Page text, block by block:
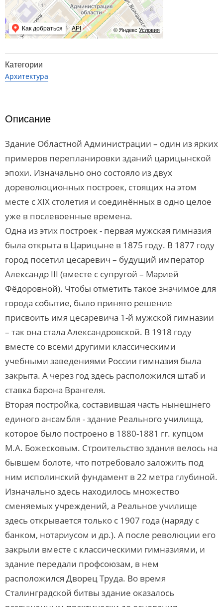
© Яндекс Условия
Как добраться API
Категории
Архитектура
Описание
Здание Областной Администрации – один из ярких
примеров перепланировки зданий царицынской
эпохи. Изначально оно состояло из двух
дореволюционных построек, стоящих на этом
месте с XIX столетия и соединённых в одно целое
уже в послевоенные времена.
Одна из этих построек - первая мужская гимназия
была открыта в Царицыне в 1875 году. В 1877 году
город посетил цесаревич – будущий император
Александр III (вместе с супругой – Марией
Фёдоровной). Чтобы отметить такое значимое для
города событие, было принято решение
присвоить имя цесаревича 1-й мужской гимназии
– так она стала Александровской. В 1918 году
вместе со всеми другими классическими
учебными заведениями России гимназия была
закрыта. А через год здесь расположился штаб и
ставка барона Врангеля.
Вторая постройка, составившая часть нынешнего
единого ансамбля - здание Реального училища,
которое было построено в 1880-1881 гг. купцом
М.А. Божесковым. Строительство здания велось на
бывшем болоте, что потребовало заложить под
ним исполинский фундамент в 22 метра глубиной.
Изначально здесь находилось множество
сменяемых учреждений, а Реальное училище
здесь открывается только с 1907 года (наряду с
банком, нотариусом и др.). А после революции его
закрыли вместе с классическими гимназиями, и
здание передали профсоюзам, в нем
расположился Дворец Труда. Во время
Сталинградской битвы здание оказалось